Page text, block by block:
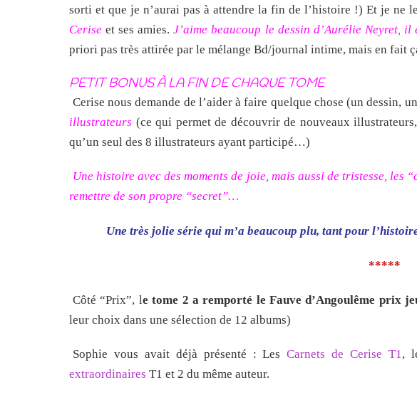
sorti et que je n’aurai pas à attendre la fin de l’histoire !) Et je ne
Cerise et ses amies.J’aime beaucoup le dessin d’Aurélie Neyret,
priori pas très attirée par le mélange Bd/journal intime, mais en fait
PETIT BONUS À LA FIN DE CHAQUE TOME
Cerise nous demande de l’aider à faire quelque chose (un dessin,
illustrateurs (ce qui permet de découvrir de nouveaux
qu’un seul des 8 illustrateurs ayant participé…)
Une histoire avec des moments de joie, mais aussi de tristesse,
remettre de son propre “secret”…
Une très jolie série qui m’a beaucoup plu, tant pour
*****
Côté “Prix”, le tome 2 a remporté le Fauve d’Angoulême prix
leur choix dans une sélection de 12 albums)
Sophie vous avait déjà présenté : LesCarnets de Cerise T1,
extraordinaires T1 et 2 du même auteur.